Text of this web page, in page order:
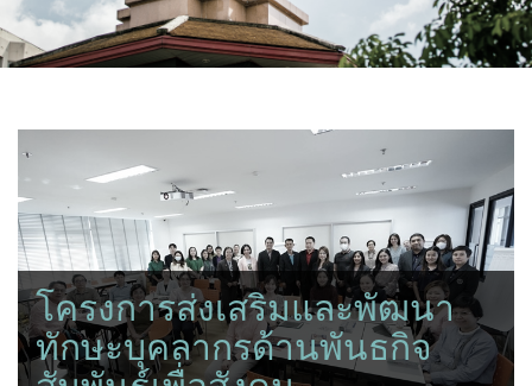
โครงการส่งเสริมและพัฒนา
ทักษะบุคลากรด้านพันธกิจ